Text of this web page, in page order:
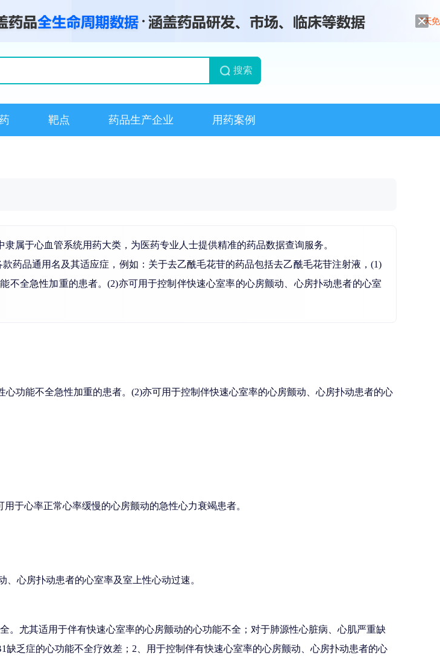
搜索
靶点 药品生产企业 用药案例
属于心血管系统用药大类，为医药专业人士提供精准的药品数据查询服务。
药品通用名及其适应症，例如：关于去乙酰毛花苷的药品包括去乙酰毛花苷注射液，(1)
不全急性加重的患者。(2)亦可用于控制伴快速心室率的心房颤动、心房扑动患者的心室
功能不全急性加重的患者。(2)亦可用于控制伴快速心室率的心房颤动、心房扑动患者的心
于心率正常心率缓慢的心房颤动的急性心力衰竭患者。
心房扑动患者的心室率及室上性心动过速。
。尤其适用于伴有快速心室率的心房颤动的心功能不全；对于肺源性心脏病、心肌严重缺
乏症的心功能不全疗效差；2、用于控制伴有快速心室率的心房颤动、心房扑动患者的心